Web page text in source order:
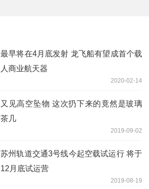
最早将在4月底发射 龙飞船有望成首个载
人商业航天器
2020-02-14
又见高空坠物 这次扔下来的竟然是玻璃
茶几
2019-09-02
苏州轨道交通3号线今起空载试运行 将于
12月底试运营
2019-08-19